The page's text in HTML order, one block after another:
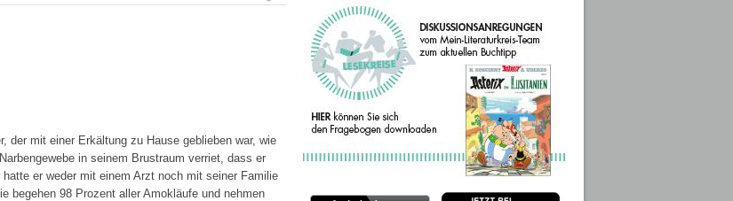
der mit einer Erkältung zu Hause geblieben war, wie
in seinem Brustraum verriet, dass er
er weder mit einem Arzt noch mit seiner Familie
begehen 98 Prozent aller Amokläufe und nehmen